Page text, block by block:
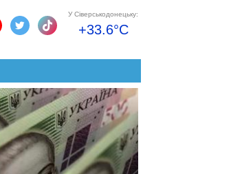
У Сіверськодонецьку:
+33.6°C